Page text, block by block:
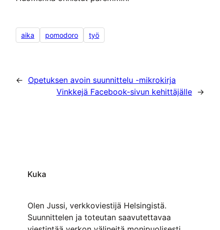
aika pomodoro työ
← Opetuksen avoin suunnittelu -mikrokirja
Vinkkejä Facebook-sivun kehittäjälle →
Kuka
Olen Jussi, verkkoviestijä Helsingistä.
Suunnittelen ja toteutan saavutettavaa